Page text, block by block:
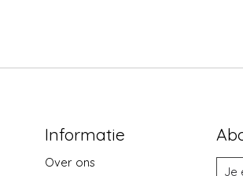
Informatie
Over ons